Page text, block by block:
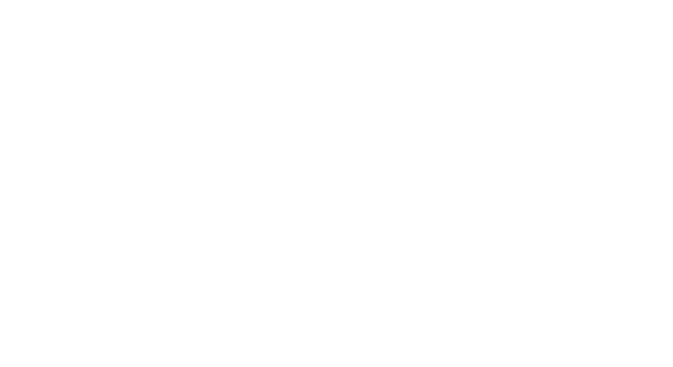
browse this website, you accept that cookies are used to help us analyze how the website is used and to offer
our